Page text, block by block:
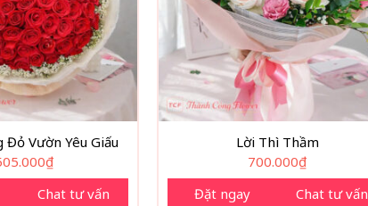
Đỏ Vườn Yêu Giấu
₫
Chat tư vấn
Lời Thì Thầm
700.000₫
Đặt ngay
Chat tư vấn